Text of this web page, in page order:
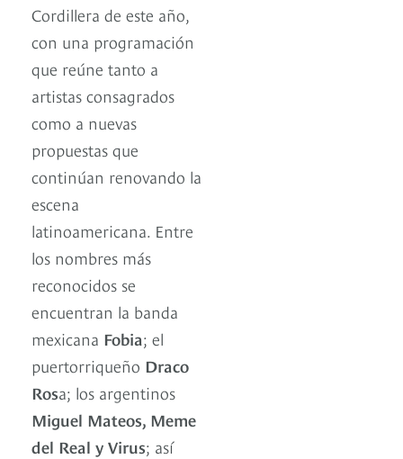
Cordillera de este año,
con una programación
que reúne tanto a
artistas consagrados
como a nuevas
propuestas que
continúan renovando la
escena
latinoamericana. Entre
los nombres más
reconocidos se
encuentran la banda
mexicana Fobia; el
puertorriqueño Draco
Rosa; los argentinos
Miguel Mateos, Meme
del Real y Virus; así